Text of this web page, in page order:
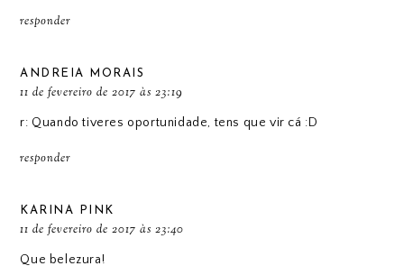
responder
ANDREIA MORAIS
11 de fevereiro de 2017 às 23:19
r: Quando tiveres oportunidade, tens que vir cá :D
responder
KARINA PINK
11 de fevereiro de 2017 às 23:40
Que belezura!